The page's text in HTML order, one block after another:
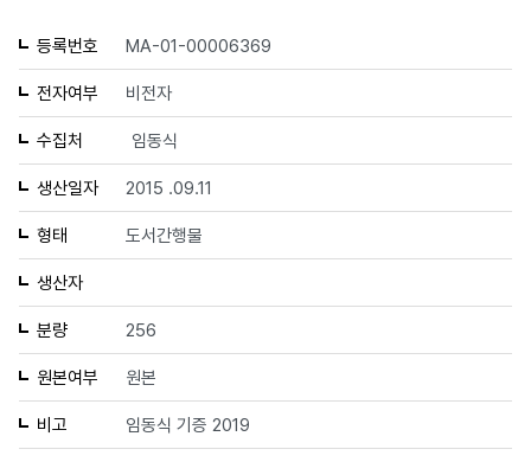
등록번호 MA-01-00006369
전자여부 비전자
수집처 임동식
생산일자 2015 .09.11
형태 도서간행물
생산자
분량 256
원본여부 원본
비고 임동식 기증 2019